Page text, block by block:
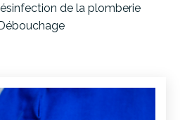
de la plomberie